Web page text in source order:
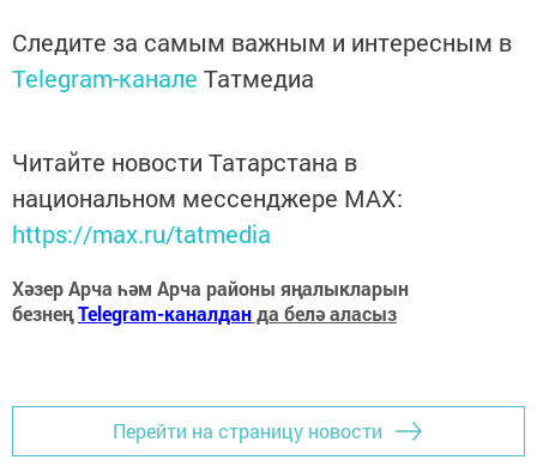
Следите за самым важным и интересным в
Telegram-канале Татмедиа
Читайте новости Татарстана в
национальном мессенджере MАХ:
https://max.ru/tatmedia
Хәзер Арча һәм Арча районы яңалыкларын
безнеңTelegram-каналданда белә аласыз
Перейти на страницу новости